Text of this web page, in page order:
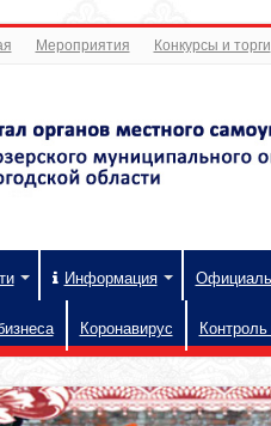
Мероприятия Конкурсы и торги
Информация
Коронавирус Контроль